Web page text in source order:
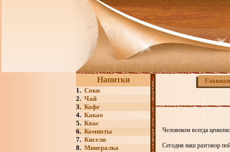
Напитки
1. Соки
2. Чай
3. Кофе
4. Какао
5. Квас
6. Компоты
7. Кисели
8. Минералка
Главная
Человеком всегда
Сегодня наш разговор